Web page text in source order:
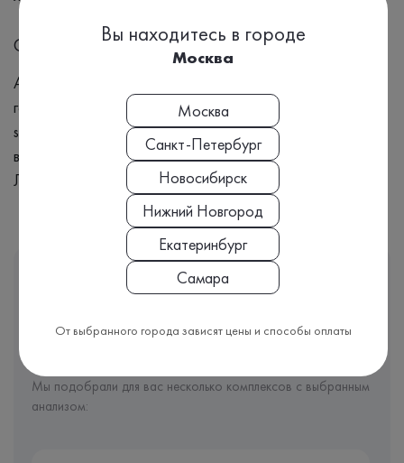
Синонимы
Авидность антител класса IgG к герпесу, Вирус простого
герпеса 1 типа, Вирус простого герпеса 2 типа, Herpes
simplex virus I, Herpes simplex virus II, ДНК-содержащий
вирус, Болезненные пузырьки, Язвы, Генитальный герпес,
Лабиальный герпес, Герпес рта
Этот анализ входит
В КОМПЛЕКС
Врачи часто назначают именно комплекс анализов, чтобы
Мы подобрали для вас несколько комплексов с выбранным
анализом:
Вы находитесь в городе
Москва
Москва
Санкт-Петербург
Новосибирск
Нижний Новгород
Екатеринбург
Самара
От выбранного города зависят цены и способы оплаты